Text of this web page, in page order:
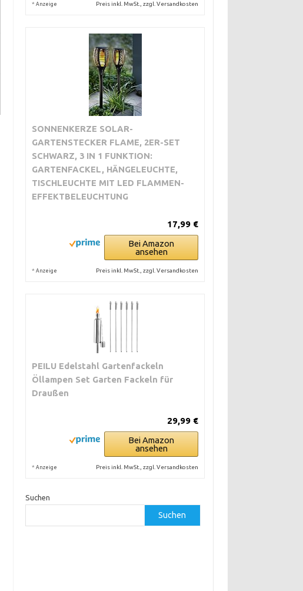
* Anzeige Preis inkl. MwSt., zzgl. Versandkosten
SONNENKERZE SOLAR-
GARTENSTECKER FLAME, 2ER-SET
SCHWARZ, 3 IN 1 FUNKTION:
GARTENFACKEL, HÄNGELEUCHTE,
TISCHLEUCHTE MIT LED FLAMMEN-
EFFEKTBELEUCHTUNG
17,99 €
Bei Amazon
ansehen
* Anzeige Preis inkl. MwSt., zzgl. Versandkosten
PEILU Edelstahl Gartenfackeln
Öllampen Set Garten Fackeln für
Draußen
29,99 €
Bei Amazon
ansehen
* Anzeige Preis inkl. MwSt., zzgl. Versandkosten
Suchen
Suchen